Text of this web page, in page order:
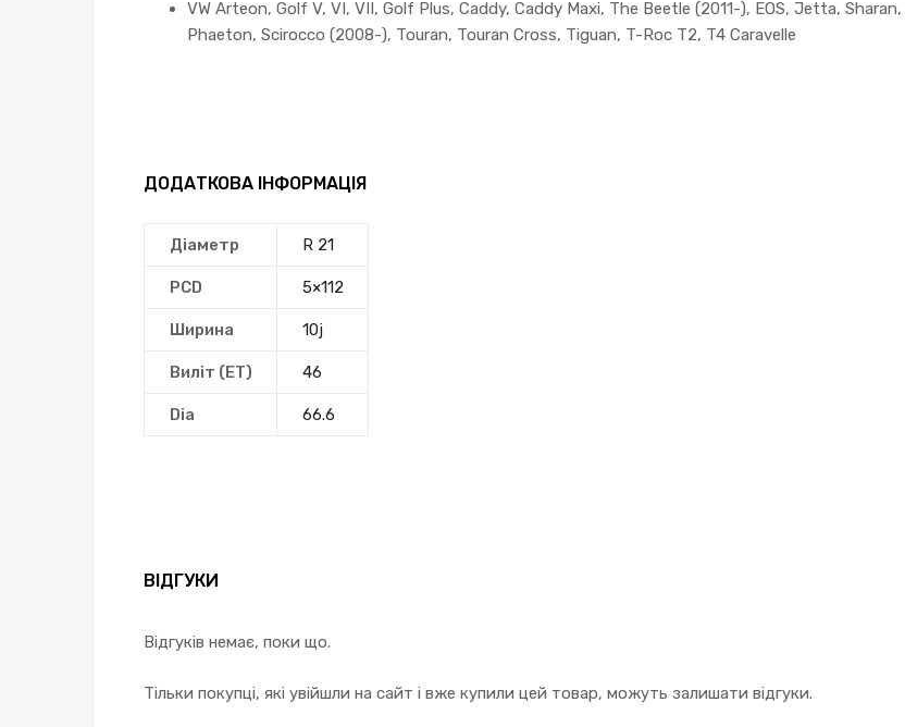
VW Arteon, Golf V, VI, VII, Golf Plus, Caddy, Caddy Maxi, The Beetle (2011-), EOS, Jetta,
Phaeton, Scirocco (2008-), Touran, Touran Cross, Tiguan, T-Roc T2, T4 Caravelle
ДОДАТКОВА ІНФОРМАЦІЯ
Діаметр R 21
PCD 5×112
Ширина 10j
Виліт (ЕТ) 46
Dia 66.6
ВІДГУКИ
Відгуків немає, поки що.
Тільки покупці, які увійшли на сайт і вже купили цей товар, можуть залишати відгуки.